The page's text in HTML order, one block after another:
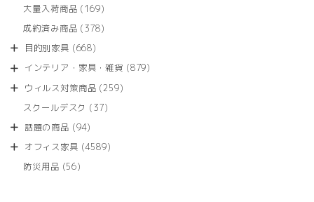
商
の
商
大量入荷商品 169169
の
成約済み商品 378378
商
目的別家具 668668
の
商
インテリア・家具・雑貨 879879
ウィルス対策商品 259259
スクールデスク 3737
商
話題の商品 9494
の
オフィス家具 45894589
防災用品 5656